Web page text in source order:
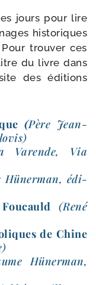
jours pour lire
his­to­riques
trou­ver ces
du livre dans
des édi­tions
(Père Jean-​
Varende, Via
Hünerman, édi­
(René
de Chine
Hünerman,